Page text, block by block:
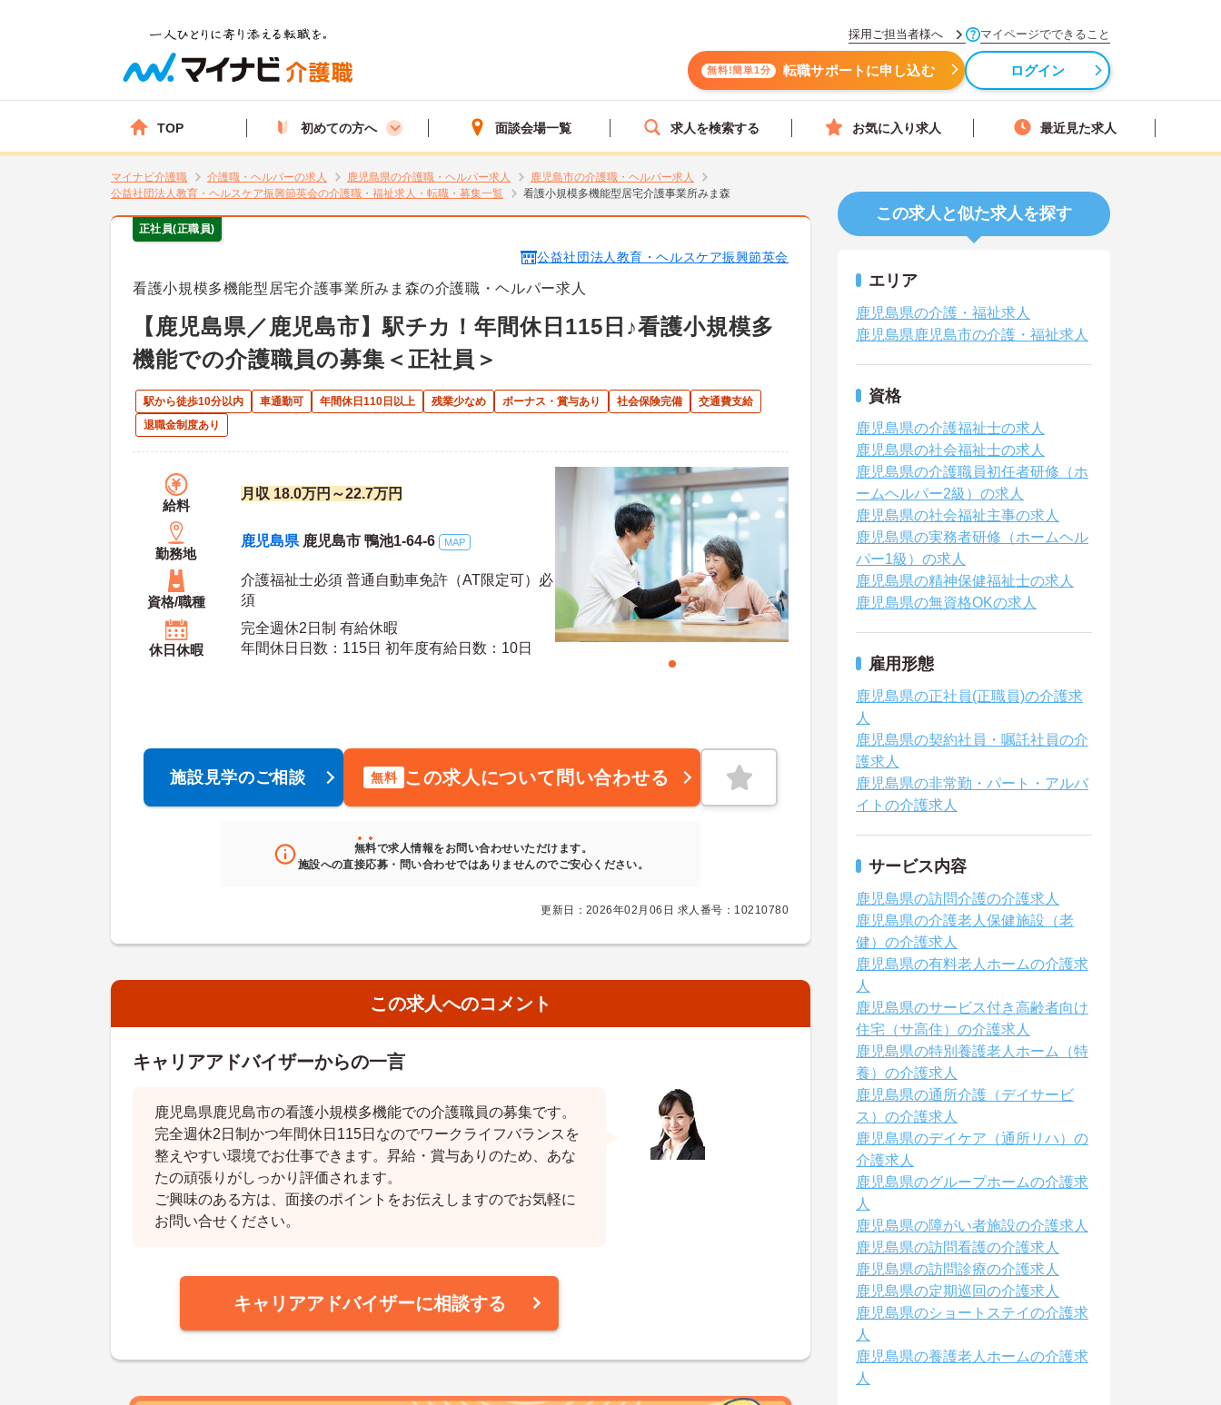
採用ご担当者様へ マイページでできること
無料!簡単1分 転職サポートに申し込む ログイン
TOP 初めての方へ 面談会場一覧 求人を検索する お気に入り求人 最近見た求人
マイナビ介護職 介護職・ヘルパーの求人 鹿児島県の介護職・ヘルパー求人
鹿児島市の介護職・ヘルパー求人
公益社団法人教育・ヘルスケア振興節英会の介護職・福祉求人・転職・募集一覧
看護小規模多機能型居宅介護事業所みま森
正社員(正職員)
公益社団法人教育・ヘルスケア振興節英会
看護小規模多機能型居宅介護事業所みま森の介護職・ヘルパー求人
【鹿児島県／鹿児島市】駅チカ！年間休日115日♪看護小規模多
機能での介護職員の募集＜正社員＞
駅から徒歩10分以内 車通勤可 年間休日110日以上 残業少なめ ボーナス・賞与あり 社会保険完備
交通費支給
退職金制度あり
給料
月収 18.0万円～22.7万円
勤務地
鹿児島県 鹿児島市 鴨池1-64-6 MAP
資格/職種
介護福祉士必須 普通自動車免許（AT限定可）必
須
休日休暇
完全週休2日制 有給休暇
年間休日日数：115日 初年度有給日数：10日
施設見学のご相談 無料 この求人について問い合わせる
無料で求人情報をお問い合わせいただけます。
施設への直接応募・問い合わせではありませんのでご安心ください。
更新日：2026年02月06日 求人番号：10210780
この求人へのコメント
キャリアアドバイザーからの一言
鹿児島県鹿児島市の看護小規模多機能での介護職員の募集です。
完全週休2日制かつ年間休日115日なのでワークライフバランスを
整えやすい環境でお仕事できます。昇給・賞与ありのため、あな
たの頑張りがしっかり評価されます。
ご興味のある方は、面接のポイントをお伝えしますのでお気軽に
お問い合せください。
キャリアアドバイザーに相談する
この求人と似た求人を探す
エリア
鹿児島県の介護・福祉求人
鹿児島県鹿児島市の介護・福祉求人
資格
鹿児島県の介護福祉士の求人
鹿児島県の社会福祉士の求人
鹿児島県の介護職員初任者研修（ホ
ームヘルパー2級）の求人
鹿児島県の社会福祉主事の求人
鹿児島県の実務者研修（ホームヘル
パー1級）の求人
鹿児島県の精神保健福祉士の求人
鹿児島県の無資格OKの求人
雇用形態
鹿児島県の正社員(正職員)の介護求
人
鹿児島県の契約社員・嘱託社員の介
護求人
鹿児島県の非常勤・パート・アルバ
イトの介護求人
サービス内容
鹿児島県の訪問介護の介護求人
鹿児島県の介護老人保健施設（老
健）の介護求人
鹿児島県の有料老人ホームの介護求
人
鹿児島県のサービス付き高齢者向け
住宅（サ高住）の介護求人
鹿児島県の特別養護老人ホーム（特
養）の介護求人
鹿児島県の通所介護（デイサービ
ス）の介護求人
鹿児島県のデイケア（通所リハ）の
介護求人
鹿児島県のグループホームの介護求
人
鹿児島県の障がい者施設の介護求人
鹿児島県の訪問看護の介護求人
鹿児島県の訪問診療の介護求人
鹿児島県の定期巡回の介護求人
鹿児島県のショートステイの介護求
人
鹿児島県の養護老人ホームの介護求
人